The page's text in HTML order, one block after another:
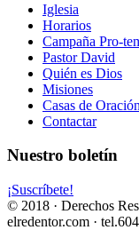
Iglesia
Horarios
Campaña Pro-
Pastor David
Quién es Dios
Misiones
Casas de Oración
Contactar
Nuestro boletín
¡Suscríbete!
© 2018 · Derechos
elredentor.com ·